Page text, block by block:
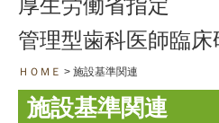
診療案内
一般診療
歯科口腔外科
訪問診療・往診
管理型歯科医師臨
ＨＯＭＥ 施設基準関連
施設基準関連